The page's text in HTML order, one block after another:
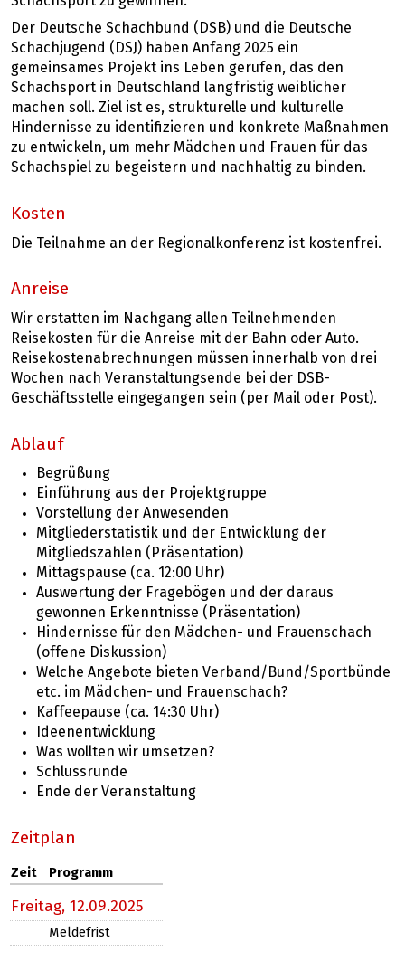
Der Deutsche Schachbund (DSB) und die Deutsche
Schachjugend (DSJ) haben Anfang 2025 ein
gemeinsames Projekt ins Leben gerufen, das den
Schachsport in Deutschland langfristig weiblicher
machen soll. Ziel ist es, strukturelle und kulturelle
Hindernisse zu identifizieren und konkrete Maßnahmen
zu entwickeln, um mehr Mädchen und Frauen für das
Schachspiel zu begeistern und nachhaltig zu binden.
Kosten
Die Teilnahme an der Regionalkonferenz ist kostenfrei.
Anreise
Wir erstatten im Nachgang allen Teilnehmenden
Reisekosten für die Anreise mit der Bahn oder Auto.
Reisekostenabrechnungen müssen innerhalb von drei
Wochen nach Veranstaltungsende bei der DSB-
Geschäftsstelle eingegangen sein (per Mail oder Post).
Ablauf
Begrüßung
Einführung aus der Projektgruppe
Vorstellung der Anwesenden
Mitgliederstatistik und der Entwicklung der
Mitgliedszahlen (Präsentation)
Mittagspause (ca. 12:00 Uhr)
Auswertung der Fragebögen und der daraus
gewonnen Erkenntnisse (Präsentation)
Hindernisse für den Mädchen- und Frauenschach
(offene Diskussion)
Welche Angebote bieten Verband/Bund/Sportbünde
etc. im Mädchen- und Frauenschach?
Kaffeepause (ca. 14:30 Uhr)
Ideenentwicklung
Was wollten wir umsetzen?
Schlussrunde
Ende der Veranstaltung
Zeitplan
Zeit Programm
Freitag, 12.09.2025
Meldefrist